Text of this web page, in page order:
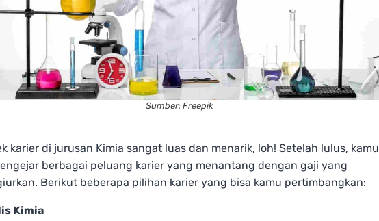
Sumber: Freepik
karier di jurusan Kimia sangat luas dan menarik, loh! Setelah lulus, kamu
berbagai peluang karier yang menantang dengan gaji yang
Berikut beberapa pilihan karier yang bisa kamu pertimbangkan:
Kimia